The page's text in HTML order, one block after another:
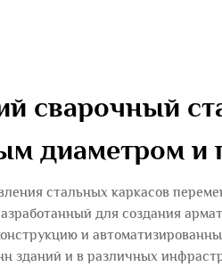
сварочный
диаметром и
стальных каркасов
для создания
и
зданий и в различных